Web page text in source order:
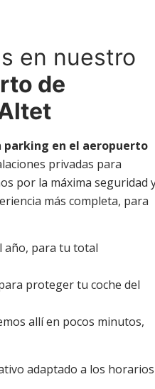
en nuestro
de
parking en el aeropuerto
privadas para
por la máxima seguridad
más completa, para
año, para tu total
proteger tu coche del
allí en pocos minutos,
adaptado a los horarios